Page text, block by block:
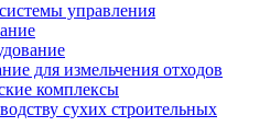
управления
для измельчения отходов
комплексы
сухих строительных